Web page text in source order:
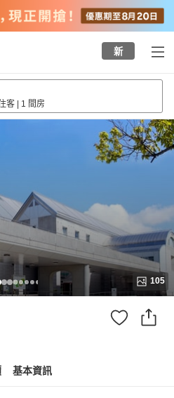
新
客 | 1 間房
105
基本資訊